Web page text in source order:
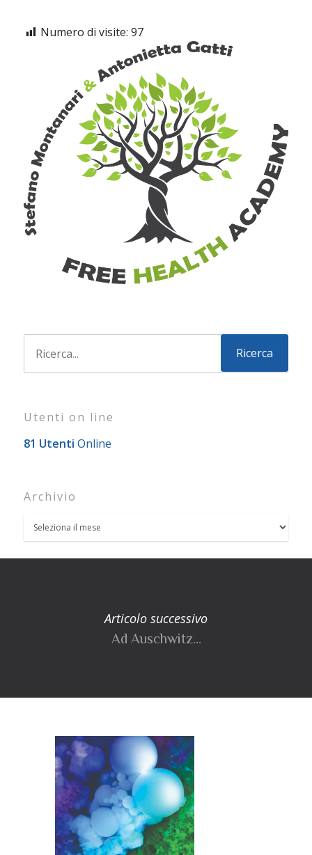
Numero di visite: 97
Utenti on line
81 Utenti Online
Archivio
Articolo successivo
Ad Auschwitz…